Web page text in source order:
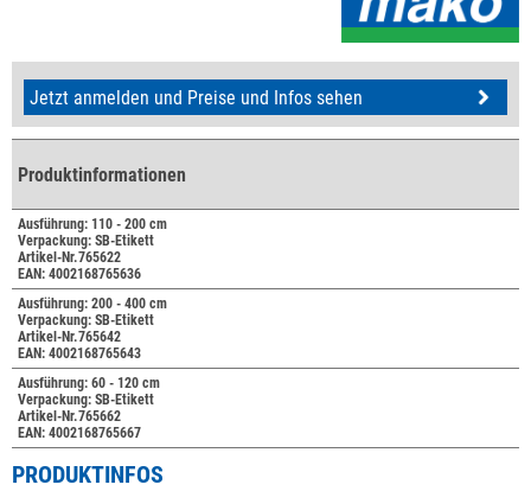
Jetzt anmelden und Preise und Infos sehen
Produktinformationen
Ausführung: 110 - 200 cm
Verpackung: SB-Etikett
Artikel-Nr.765622
EAN: 4002168765636
Ausführung: 200 - 400 cm
Verpackung: SB-Etikett
Artikel-Nr.765642
EAN: 4002168765643
Ausführung: 60 - 120 cm
Verpackung: SB-Etikett
Artikel-Nr.765662
EAN: 4002168765667
PRODUKTINFOS